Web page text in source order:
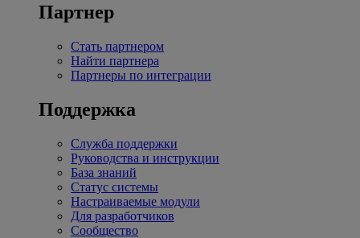
Партнер
Стать партнером
Найти партнера
Партнеры по интеграции
Поддержка
Служба поддержки
Руководства и инструкции
База знаний
Статус системы
Настраиваемые модули
Для разработчиков
Сообщество